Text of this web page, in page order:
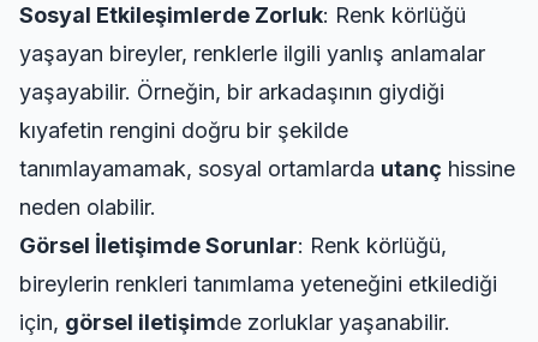
Sosyal Etkileşimlerde Zorluk: Renk körlüğü
yaşayan bireyler, renklerle ilgili yanlış anlamalar
yaşayabilir. Örneğin, bir arkadaşının giydiği
kıyafetin rengini doğru bir şekilde
tanımlayamamak, sosyal ortamlarda utanç hissine
neden olabilir.
Görsel İletişimde Sorunlar: Renk körlüğü,
bireylerin renkleri tanımlama yeteneğini etkilediği
için, görsel iletişimde zorluklar yaşanabilir.